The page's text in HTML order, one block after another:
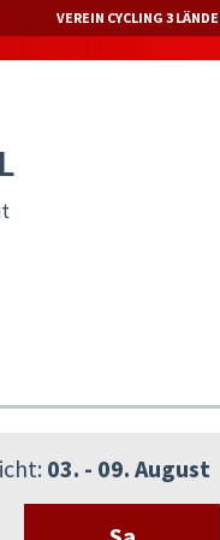
VEREIN CYCLING 3
03. - 09. August